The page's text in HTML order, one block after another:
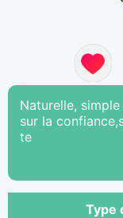
Naturelle,
sur la
te
Type